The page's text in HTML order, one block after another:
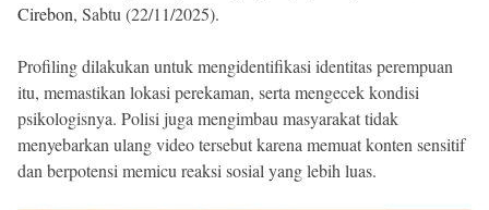
Cirebon, Sabtu (22/11/2025).
Profiling dilakukan untuk mengidentifikasi identitas perempuan
itu, memastikan lokasi perekaman, serta mengecek kondisi
psikologisnya. Polisi juga mengimbau masyarakat tidak
menyebarkan ulang video tersebut karena memuat konten sensitif
dan berpotensi memicu reaksi sosial yang lebih luas.